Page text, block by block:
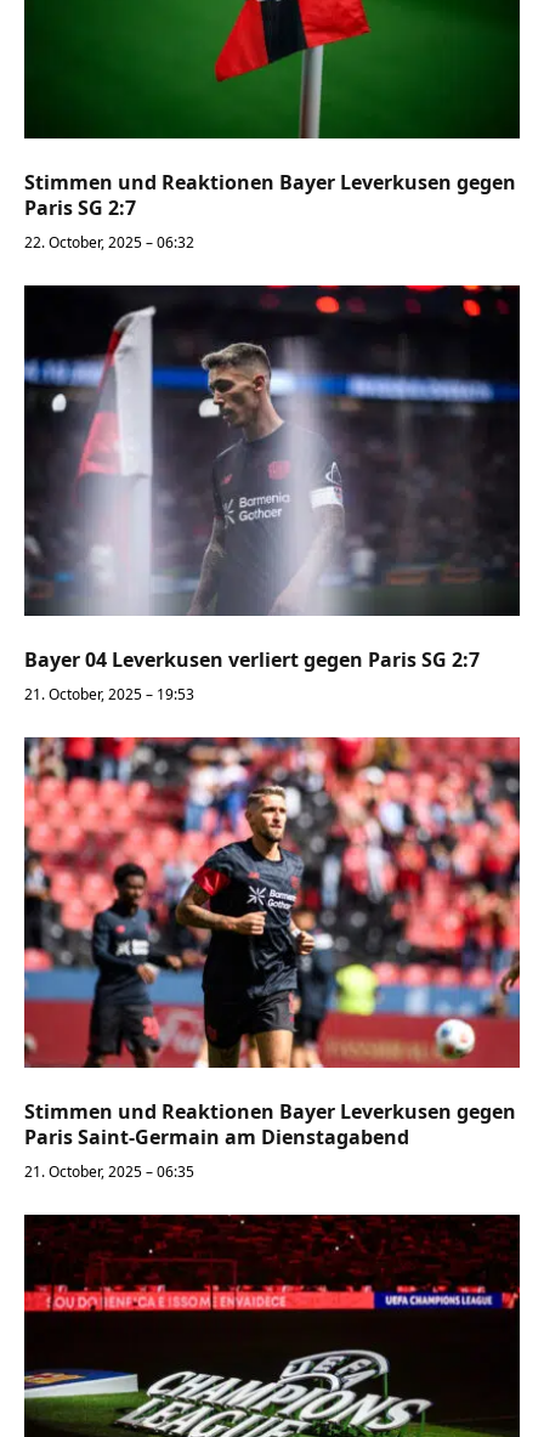
Stimmen und Reaktionen Bayer Leverkusen gegen
Paris SG 2:7
22. October, 2025 – 06:32
Bayer 04 Leverkusen verliert gegen Paris SG 2:7
21. October, 2025 – 19:53
Stimmen und Reaktionen Bayer Leverkusen gegen
Paris Saint-Germain am Dienstagabend
21. October, 2025 – 06:35